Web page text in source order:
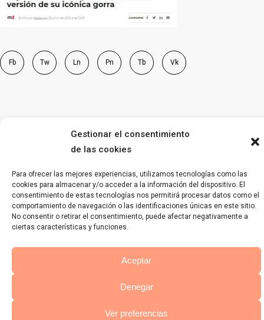
Gestionar el consentimiento
de las cookies
Para ofrecer las mejores experiencias, utilizamos tecnologías como las
cookies para almacenar y/o acceder a la información del dispositivo. El
consentimiento de estas tecnologías nos permitirá procesar datos como el
comportamiento de navegación o las identificaciones únicas en este sitio.
No consentir o retirar el consentimiento, puede afectar negativamente a
ciertas características y funciones.
Aceptar
Denegar
Ver preferencias
Fb Tw Ln Pn Tb Vk